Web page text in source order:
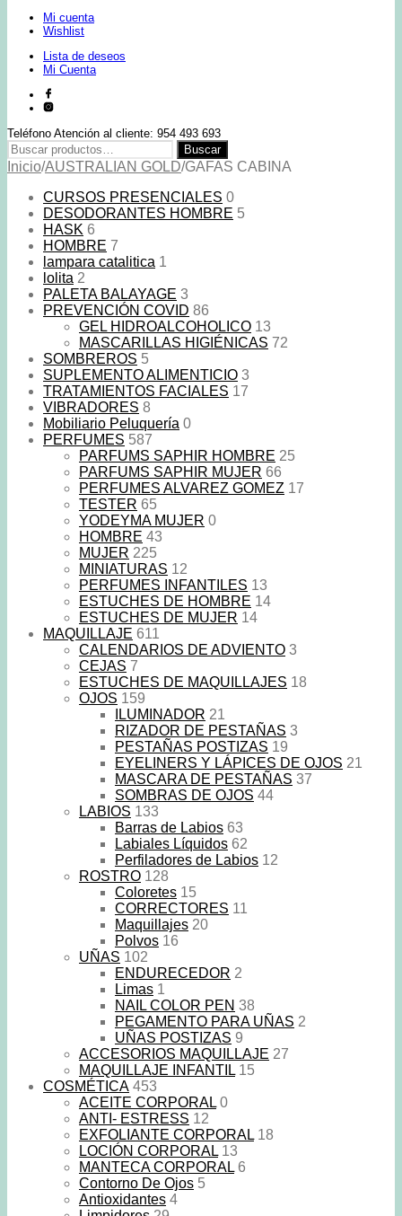
Mi cuenta
Wishlist
Lista de deseos
Mi Cuenta
Teléfono Atención al cliente: 954 493 693
Buscar
por:
Buscar
Inicio/AUSTRALIAN GOLD/GAFAS CABINA
CURSOS PRESENCIALES 0
DESODORANTES HOMBRE 5
HASK 6
HOMBRE 7
lampara catalitica 1
lolita 2
PALETA BALAYAGE 3
PREVENCIÓN COVID 86
GEL HIDROALCOHOLICO 13
MASCARILLAS HIGIÉNICAS 72
SOMBREROS 5
SUPLEMENTO ALIMENTICIO 3
TRATAMIENTOS FACIALES 17
VIBRADORES 8
Mobiliario Peluquería 0
PERFUMES 587
PARFUMS SAPHIR HOMBRE 25
PARFUMS SAPHIR MUJER 66
PERFUMES ALVAREZ GOMEZ 17
TESTER 65
YODEYMA MUJER 0
HOMBRE 43
MUJER 225
MINIATURAS 12
PERFUMES INFANTILES 13
ESTUCHES DE HOMBRE 14
ESTUCHES DE MUJER 14
MAQUILLAJE 611
CALENDARIOS DE ADVIENTO 3
CEJAS 7
ESTUCHES DE MAQUILLAJES 18
OJOS 159
ILUMINADOR 21
RIZADOR DE PESTAÑAS 3
PESTAÑAS POSTIZAS 19
EYELINERS Y LÁPICES DE OJOS 21
MASCARA DE PESTAÑAS 37
SOMBRAS DE OJOS 44
LABIOS 133
Barras de Labios 63
Labiales Líquidos 62
Perfiladores de Labios 12
ROSTRO 128
Coloretes 15
CORRECTORES 11
Maquillajes 20
Polvos 16
UÑAS 102
ENDURECEDOR 2
Limas 1
NAIL COLOR PEN 38
PEGAMENTO PARA UÑAS 2
UÑAS POSTIZAS 9
ACCESORIOS MAQUILLAJE 27
MAQUILLAJE INFANTIL 15
COSMÉTICA 453
ACEITE CORPORAL 0
ANTI- ESTRESS 12
EXFOLIANTE CORPORAL 18
LOCIÓN CORPORAL 13
MANTECA CORPORAL 6
Contorno De Ojos 5
Antioxidantes 4